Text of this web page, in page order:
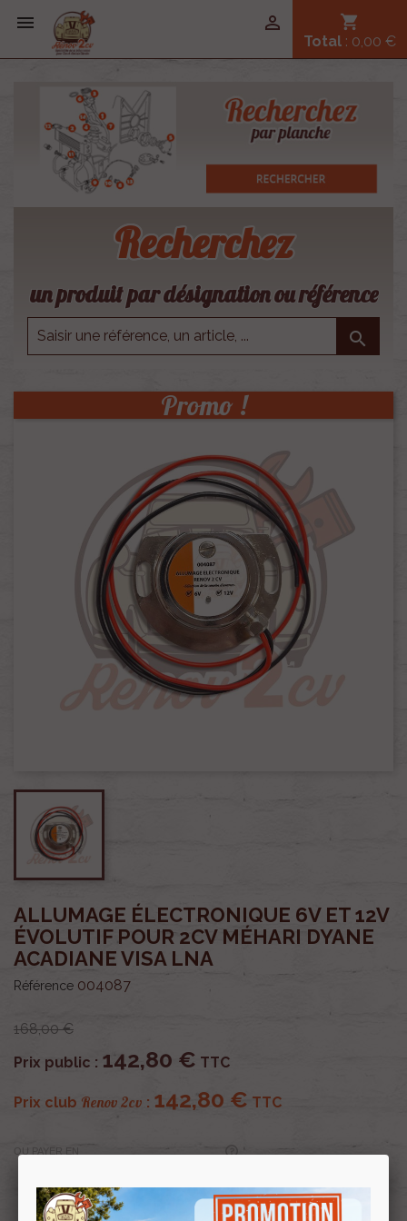
 shopping_cart
Total : 0,00 €

Recherchez
un produit par désignation ou référence

Promo !
ALLUMAGE ÉLECTRONIQUE 6V ET 12V
ÉVOLUTIF POUR 2CV MÉHARI DYANE
ACADIANE VISA LNA
Référence 004087
168,00 €
Prix public : 142,80 € TTC
Prix club Renov 2cv : 142,80 € TTC
OU PAYER EN